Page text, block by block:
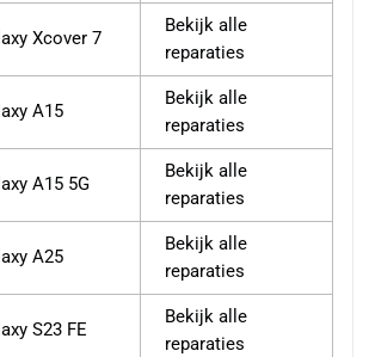
Xcover 7
Bekijk alle
reparaties
A15
Bekijk alle
reparaties
A15 5G
Bekijk alle
reparaties
A25
Bekijk alle
reparaties
S23 FE
Bekijk alle
reparaties